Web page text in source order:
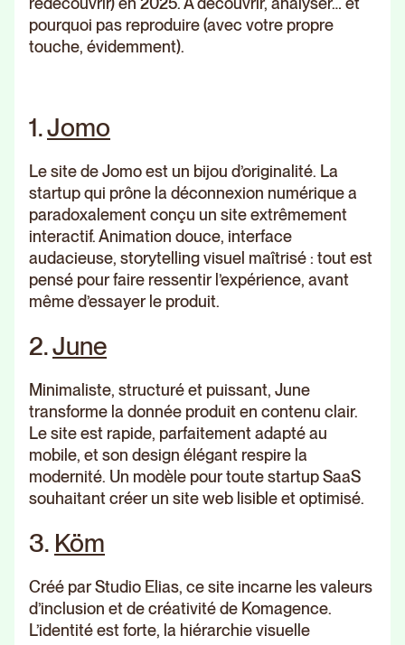
pourquoi pas reproduire (avec votre propre
touche, évidemment).
1.Jomo
Le site de Jomo est un bijou d’originalité. La
startup qui prône la déconnexion numérique a
paradoxalement conçu un site extrêmement
interactif. Animation douce, interface
audacieuse, storytelling visuel maîtrisé : tout est
pensé pour faire ressentir l’expérience, avant
même d’essayer le produit.
2.June
Minimaliste, structuré et puissant, June
transforme la donnée produit en contenu clair.
Le site est rapide, parfaitement adapté au
mobile, et son design élégant respire la
modernité. Un modèle pour toute startup SaaS
souhaitant créer un site web lisible et optimisé.
3. Köm
Créé par Studio Elias, ce site incarne les valeurs
d’inclusion et de créativité de Komagence.
L’identité est forte, la hiérarchie visuelle